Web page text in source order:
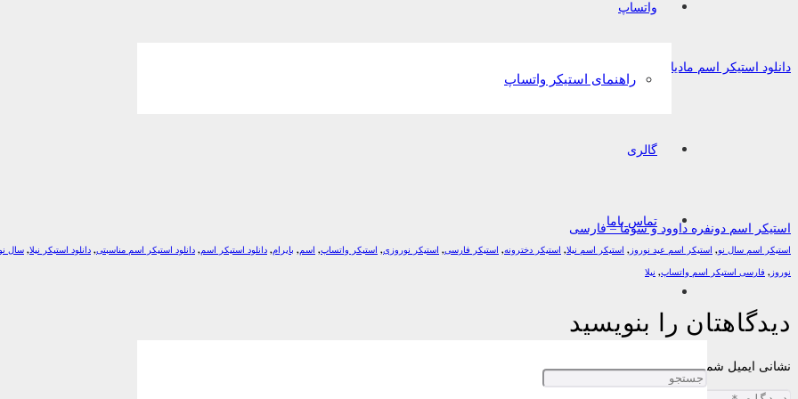
واتساپ
راهنمای استیکر واتساپ
گالری
تماس باما
دانلود استیکر اسم مادیار به زبان فارسی
استیکر اسم دونفره داوود و سوما – فارسی
استیکر اسم سال نو, استیکر اسم عید نوروز , استیکر اسم نیلا, استیکر دخترونه, استیکر فارسی, استیکر نوروزی, استیکر واتساپ, اسم, بایرام, دانلود استیکر اسم, دانلود استیکر اسم مناسبتی, دانلود استیکر نیلا, سال
نوروز , فارسی استیکر اسم واتساپ, نیلا
دیدگاهتان را بنویسید
نشانی ایمیل شما منتشر نخواهد شد. بخش‌های موردنیاز علامت‌گذاری شده‌اند